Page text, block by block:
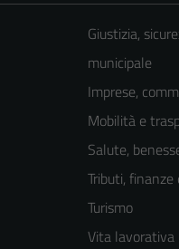
Giustizia,
municipale
Imprese,
Mobilità e
Salute,
Tributi,
Turismo
Vita lavorativa